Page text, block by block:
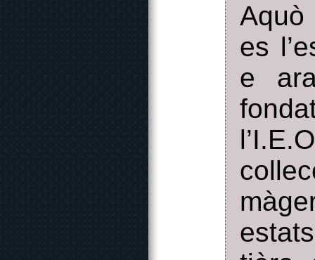
Aquò
es
e